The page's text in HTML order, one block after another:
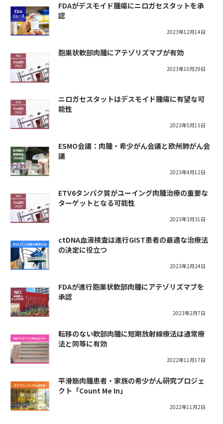
FDAがデスモイド腫瘍にニロガセスタットを承
認
2023年12月14日
胞巣状軟部肉腫にアテゾリズマブが有効
2023年10月29日
ニロガセスタットはデスモイド腫瘍に有望な可
能性
2023年5月15日
ESMO会議：肉腫・希少がん会議と欧州肺がん会
議
2023年4月12日
ETV6タンパク質がユーイング肉腫治療の重要な
ターゲットとなる可能性
2023年3月31日
ctDNA血液検査は進行GIST患者の最適な治療法
の決定に役立つ
2023年2月24日
FDAが進行胞巣状軟部肉腫にアテゾリズマブを
承認
2023年2月7日
転移のない軟部肉腫に短期放射線療法は通常療
法と同等に有効
2022年11月17日
平滑筋肉腫患者・家族の希少がん研究プロジェ
クト「Count Me In」
2022年11月2日